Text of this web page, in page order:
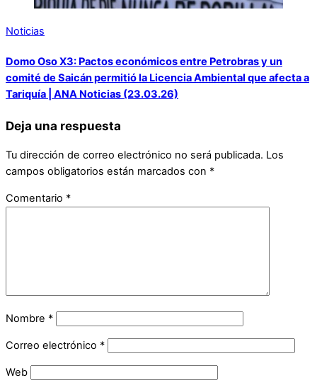
Noticias
Domo Oso X3: Pactos económicos entre Petrobras y un
comité de Saicán permitió la Licencia Ambiental que afecta a
Tariquía | ANA Noticias (23.03.26)
Deja una respuesta
Tu dirección de correo electrónico no será publicada. Los
campos obligatorios están marcados con *
Comentario *
Nombre *
Correo electrónico *
Web